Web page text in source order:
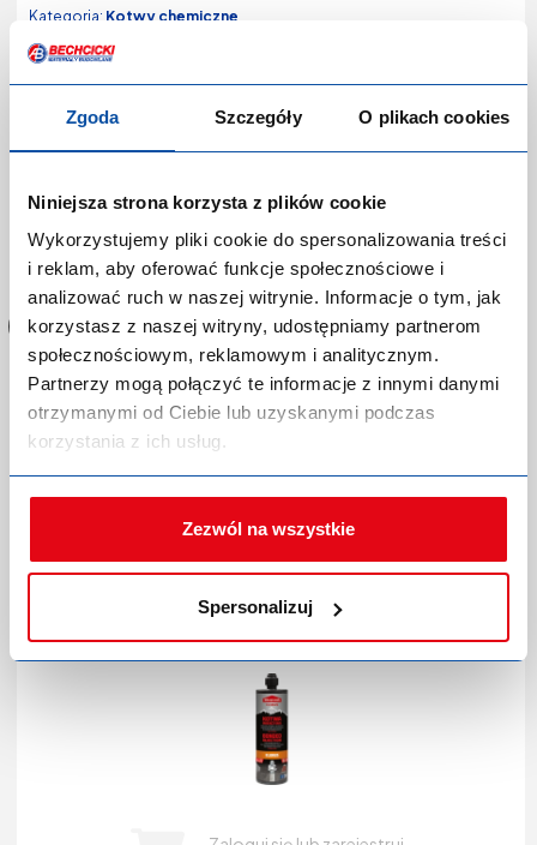
Zgoda Szczegóły O plikach cookies
Niniejsza strona korzysta z plików cookie
Wykorzystujemy pliki cookie do spersonalizowania treści
i reklam, aby oferować funkcje społecznościowe i
analizować ruch w naszej witrynie. Informacje o tym, jak
korzystasz z naszej witryny, udostępniamy partnerom
społecznościowym, reklamowym i analitycznym.
Partnerzy mogą połączyć te informacje z innymi danymi
otrzymanymi od Ciebie lub uzyskanymi podczas
korzystania z ich usług.
Zezwól na wszystkie
Spersonalizuj
Kategoria: Kotwy chemiczne
Zaloguj się lub zarejestruj,
aby dokonać zakupów!
Kotwa chemiczna Klimas Wkręt-Met WCF-VESF
Elbrus 300 ml
WKRĘT-MET
Indeks producenta:WCF-VESF-E-300